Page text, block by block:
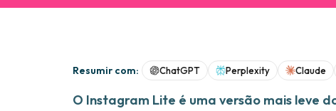
Resumir com: ChatGPT Perplexity Claude
O Instagram Lite é uma versão mais leve